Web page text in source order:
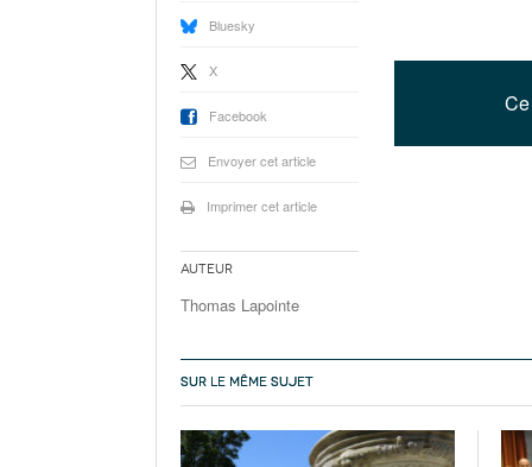
Bluesky
X
Facebook
Envoyer cet article
Imprimer cet article
Auteur
Thomas Lapointe
SUR LE MÊME SUJET